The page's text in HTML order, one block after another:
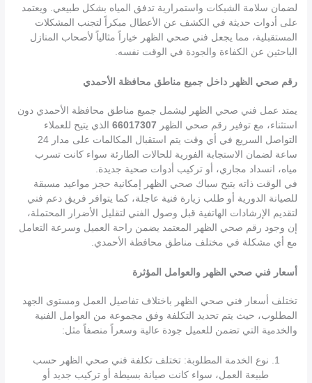
لضمان سلامة الشبكات واستمرارية تدفق المياه بشكل طبيعي. ويعتمد
على أدوات حديثة في الكشف عن الأعطال مبكراً لتجنب المشكلات
المستقبلية، مما يجعل فني صحي الظهر خياراً مثالياً لأصحاب المنازل
الباحثين عن الكفاءة والجودة في الوقت نفسه.
رقم صحي الظهر داخل جميع مناطق محافظة الأحمدي
يمتد عمل فني صحي الظهر ليشمل جميع مناطق محافظة الأحمدي دون
استثناء، مع توفير رقم صحي الظهر 66017307 الذي يتيح للعملاء
التواصل السريع في أي وقت يتم استقبال المكالمات على مدار 24
ساعة لضمان الاستجابة الفورية للحالات الطارئة سواء كانت تسرب
مياه، انسداد مجاري، أو تركيب أدوات صحية جديدة.
في الوقت ذاته يتيح سباك صحي الظهر إمكانية حجز مواعيد مسبقة
للصيانة الدورية أو طلب زيارة فنية عاجلة، كما يتوافر فريق دعم فني
لتقديم الإرشادات الهاتفية قبل وصول الفني لتقليل الأضرار المحتملة،
إن وجود رقم صحي الظهر المعتمد يضمن راحة العميل وسرعة التعامل
مع أي مشكلة في مختلف مناطق محافظة الأحمدي.
أسعار فني صحي الظهر والعوامل المؤثرة
تختلف أسعار فني صحي الظهر باختلاف تفاصيل العمل ومستوى الجهد
المطلوب، حيث يتم تحديد التكلفة وفق مجموعة من العوامل الفنية
والخدمية التي تضمن للعميل جودة عالية وسعراً منصفاً مثل:
نوع الخدمة المطلوبة: تختلف تكلفة فني صحي الظهر حسب
طبيعة العمل، سواء كانت صيانة بسيطة أو تركيب جديد أو